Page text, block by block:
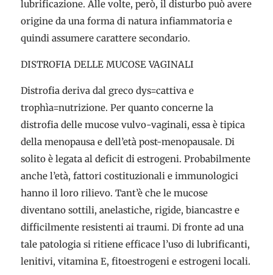
lubrificazione. Alle volte, però, il disturbo può avere
origine da una forma di natura infiammatoria e
quindi assumere carattere secondario.
DISTROFIA DELLE MUCOSE VAGINALI
Distrofia deriva dal greco dys=cattiva e
trophìa=nutrizione. Per quanto concerne la
distrofia delle mucose vulvo-vaginali, essa è tipica
della menopausa e dell’età post-menopausale. Di
solito è legata al deficit di estrogeni. Probabilmente
anche l’età, fattori costituzionali e immunologici
hanno il loro rilievo. Tant’è che le mucose
diventano sottili, anelastiche, rigide, biancastre e
difficilmente resistenti ai traumi. Di fronte ad una
tale patologia si ritiene efficace l’uso di lubrificanti,
lenitivi, vitamina E, fitoestrogeni e estrogeni locali.